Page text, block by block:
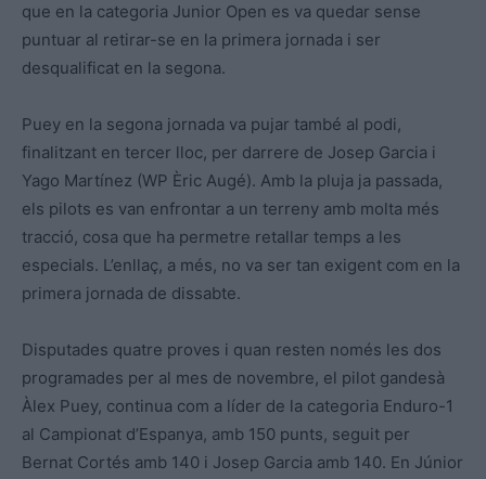
que en la categoria Junior Open es va quedar sense
puntuar al retirar-se en la primera jornada i ser
desqualificat en la segona.
Puey en la segona jornada va pujar també al podi,
finalitzant en tercer lloc, per darrere de Josep Garcia i
Yago Martínez (WP Èric Augé). Amb la pluja ja passada,
els pilots es van enfrontar a un terreny amb molta més
tracció, cosa que ha permetre retallar temps a les
especials. L’enllaç, a més, no va ser tan exigent com en la
primera jornada de dissabte.
Disputades quatre proves i quan resten només les dos
programades per al mes de novembre, el pilot gandesà
Àlex Puey, continua com a líder de la categoria Enduro-1
al Campionat d’Espanya, amb 150 punts, seguit per
Bernat Cortés amb 140 i Josep Garcia amb 140. En Júnior